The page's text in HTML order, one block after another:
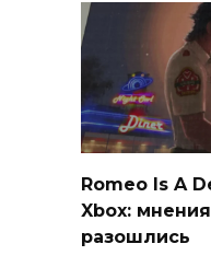
Romeo Is A
Xbox:
разошлись